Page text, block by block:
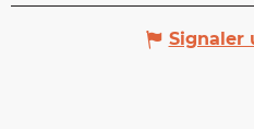
Signaler